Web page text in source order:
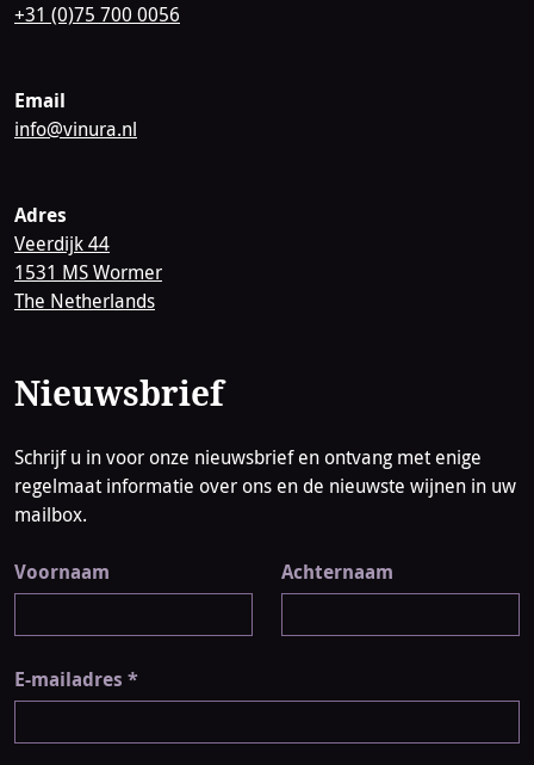
+31 (0)75 700 0056
Email
info@vinura.nl
Adres
Veerdijk 44
1531 MS Wormer
The Netherlands
Nieuwsbrief
Schrijf u in voor onze nieuwsbrief en ontvang met enige
regelmaat informatie over ons en de nieuwste wijnen in uw
mailbox.
Voornaam Achternaam
E-mailadres *